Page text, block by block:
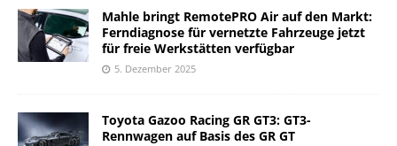
Mahle bringt RemotePRO Air auf den Markt:
Ferndiagnose für vernetzte Fahrzeuge jetzt
für freie Werkstätten verfügbar
5. Dezember 2025
Toyota Gazoo Racing GR GT3: GT3-
Rennwagen auf Basis des GR GT